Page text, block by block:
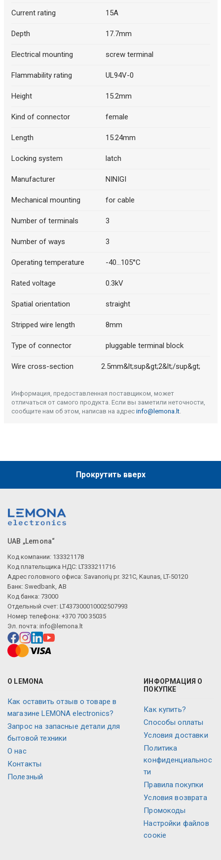
Current rating 15A
Depth 17.7mm
Electrical mounting screw terminal
Flammability rating UL94V-0
Height 15.2mm
Kind of connector female
Length 15.24mm
Locking system latch
Manufacturer NINIGI
Mechanical mounting for cable
Number of terminals 3
Number of ways 3
Operating temperature -40...105°C
Rated voltage 0.3kV
Spatial orientation straight
Stripped wire length 8mm
Type of connector pluggable terminal block
Wire cross-section 2.5mm&lt;sup&gt;2&lt;/sup&gt;
Информация, предоставленная поставщиком, может
отличаться от самого продукта. Если вы заметили неточности,
сообщите нам об этом, написав на адрес info@lemona.lt.
Прокрутить вверх
UAB „Lemona“
Код компании: 133321178
Код плательщика НДС: LT333211716
Адрес головного офиса: Savanorių pr. 321C, Kaunas, LT-50120
Банк: Swedbank, AB
Код банка: 73000
Отдельный счет: LT437300010002507993
Номер телефона: +370 700 35035
Эл. почта: info@lemona.lt
О LEMONA
Как оставить отзыв о товаре в
магазине LEMONA electronics?
Запрос на запасные детали для
бытовой техники
O нас
Контакты
Полезный
ИНФОРМАЦИЯ О
ПОКУПКЕ
Как купить?
Способы оплаты
Условия доставки
Политика
конфиденциальнос
ти
Правила покупки
Условия возврата
Промокоды
Настройки файлов
соокіе